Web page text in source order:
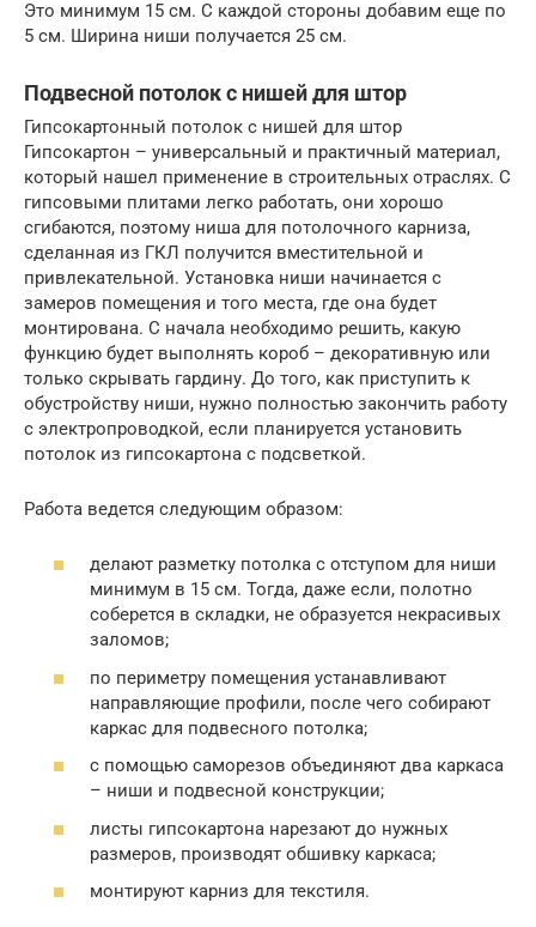
Это минимум 15 см. С каждой стороны добавим еще по
5 см. Ширина ниши получается 25 см.
Подвесной потолок с нишей для штор
Гипсокартонный потолок с нишей для штор
Гипсокартон – универсальный и практичный материал,
который нашел применение в строительных отраслях. С
гипсовыми плитами легко работать, они хорошо
сгибаются, поэтому ниша для потолочного карниза,
сделанная из ГКЛ получится вместительной и
привлекательной. Установка ниши начинается с
замеров помещения и того места, где она будет
монтирована. С начала необходимо решить, какую
функцию будет выполнять короб – декоративную или
только скрывать гардину. До того, как приступить к
обустройству ниши, нужно полностью закончить работу
с электропроводкой, если планируется установить
потолок из гипсокартона с подсветкой.
Работа ведется следующим образом:
делают разметку потолка с отступом для ниши
минимум в 15 см. Тогда, даже если, полотно
соберется в складки, не образуется некрасивых
заломов;
по периметру помещения устанавливают
направляющие профили, после чего собирают
каркас для подвесного потолка;
с помощью саморезов объединяют два каркаса
– ниши и подвесной конструкции;
листы гипсокартона нарезают до нужных
размеров, производят обшивку каркаса;
монтируют карниз для текстиля.